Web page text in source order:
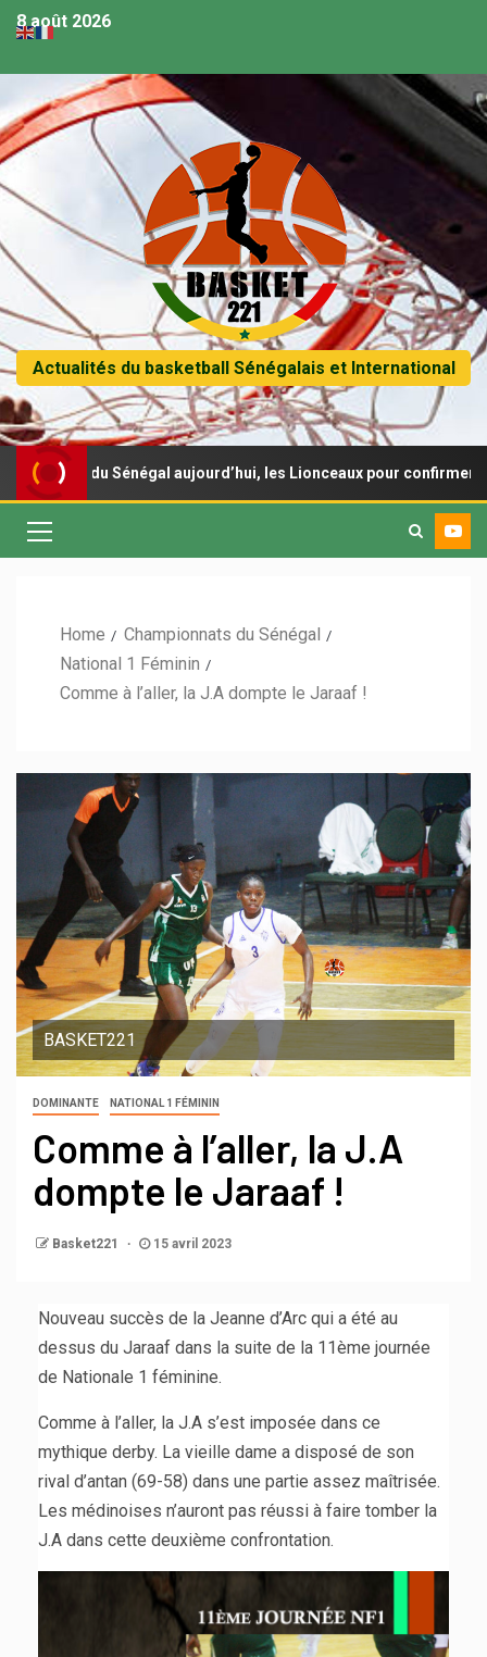
8 août 2026
Actualités du basketball Sénégalais et International
du Sénégal aujourd’hui, les Lionceaux pour confirmer
Home
Championnats du Sénégal
National 1 Féminin
Comme à l’aller, la J.A dompte le Jaraaf !
BASKET221
DOMINANTE NATIONAL 1 FÉMININ
Comme à l’aller, la J.A
dompte le Jaraaf !
Basket221 15 avril 2023
Nouveau succès de la Jeanne d’Arc qui a été au
dessus du Jaraaf dans la suite de la 11ème journée
de Nationale 1 féminine.
Comme à l’aller, la J.A s’est imposée dans ce
mythique derby. La vieille dame a disposé de son
rival d’antan (69-58) dans une partie assez maîtrisée.
Les médinoises n’auront pas réussi à faire tomber la
J.A dans cette deuxième confrontation.